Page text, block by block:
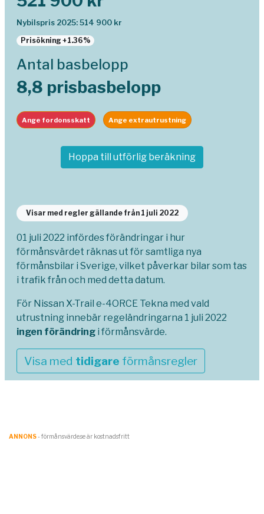
Nybilspris 2025: 514 900 kr
Prisökning +1.36%
Antal basbelopp
8,8 prisbasbelopp
Ange fordonsskatt Ange extrautrustning
Hoppa till utförlig beräkning
Visar med regler gällande från 1 juli 2022
01 juli 2022 infördes förändringar i hur
förmånsvärdet räknas ut för samtliga nya
förmånsbilar i Sverige, vilket påverkar bilar som tas
i trafik från och med detta datum.
För Nissan X-Trail e-4ORCE Tekna med vald
utrustning innebär regeländringarna 1 juli 2022
ingen förändring i förmånsvärde.
Visa med tidigare förmånsregler
ANNONS- förmånsvärde.se är kostnadsfritt